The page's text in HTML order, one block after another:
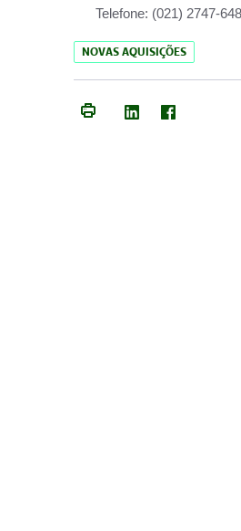
Telefone: (021) 2747-
NOVAS AQUISIÇÕES